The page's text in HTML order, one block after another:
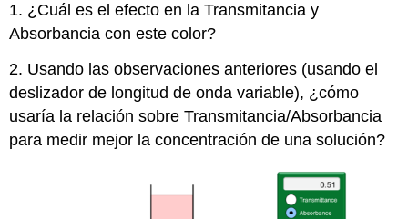
1. ¿Cuál es el efecto en la Transmitancia y
Absorbancia con este color?
2. Usando las observaciones anteriores (usando el
deslizador de longitud de onda variable), ¿cómo
usaría la relación sobre Transmitancia/Absorbancia
para medir mejor la concentración de una solución?